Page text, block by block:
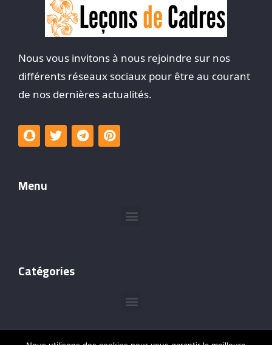
Nous vous invitons à nous rejoindre sur nos
différents réseaux sociaux pour être au courant
de nos dernières actualités.
Menu
Catégories